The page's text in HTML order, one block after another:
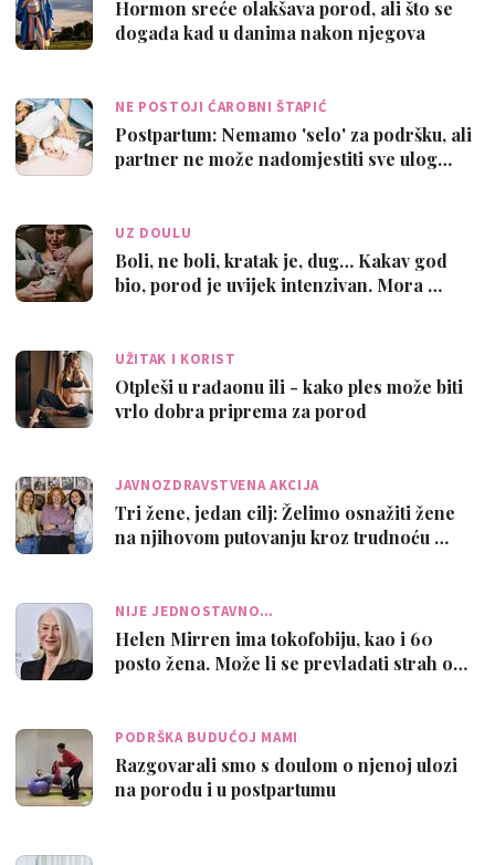
Hormon sreće olakšava porod, ali što se
događa kad u danima nakon njegova
NE POSTOJI ĆAROBNI ŠTAPIĆ
Postpartum: Nemamo 'selo' za podršku, ali
partner ne može nadomjestiti sve ulog…
UZ DOULU
Boli, ne boli, kratak je, dug… Kakav god
bio, porod je uvijek intenzivan. Mora …
UŽITAK I KORIST
Otpleši u rađaonu ili - kako ples može biti
vrlo dobra priprema za porod
JAVNOZDRAVSTVENA AKCIJA
Tri žene, jedan cilj: Želimo osnažiti žene
na njihovom putovanju kroz trudnoću …
NIJE JEDNOSTAVNO…
Helen Mirren ima tokofobiju, kao i 60
posto žena. Može li se prevladati strah o…
PODRŠKA BUDUĆOJ MAMI
Razgovarali smo s doulom o njenoj ulozi
na porodu i u postpartumu